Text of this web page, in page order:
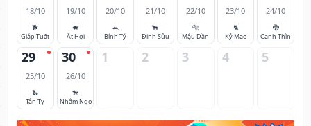
18/10
🐕
Giáp Tuất
19/10
🐖
Ất Hợi
20/10
🐀
Bính Tý
21/10
🐂
Đinh Sửu
22/10
🐅
Mậu Dần
23/10
🐈
Kỷ Mão
24/10
🐉
Canh Thìn
29
25/10
🐍
Tân Tỵ
30
26/10
🐎
Nhâm Ngọ
1 2 3 4 5